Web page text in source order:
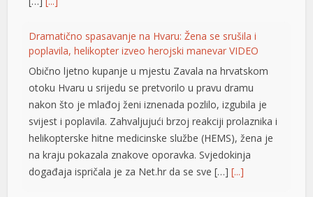
Dramatično spasavanje na Hvaru: Žena se srušila i
poplavila, helikopter izveo herojski manevar VIDEO
Obično ljetno kupanje u mjestu Zavala na hrvatskom
otoku Hvaru u srijedu se pretvorilo u pravu dramu
nakon što je mlađoj ženi iznenada pozlilo, izgubila je
svijest i poplavila. Zahvaljujući brzoj reakciji prolaznika i
helikopterske hitne medicinske službe (HEMS), žena je
na kraju pokazala znakove oporavka. Svjedokinja
događaja ispričala je za Net.hr da se sve […][...]